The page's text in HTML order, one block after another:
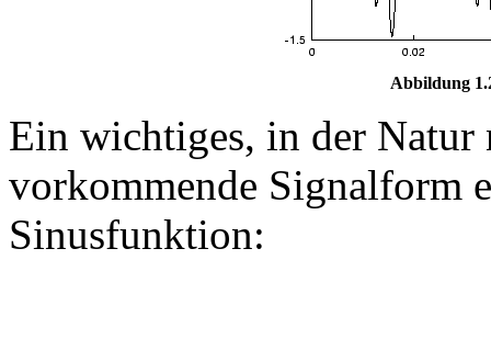
Abbildung
Ein wichtiges, in der Natur
vorkommende Signalform
Sinusfunktion: